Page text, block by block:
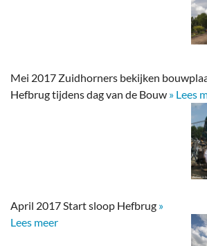
Mei 2017 Zuidhorners bekijken
Hefbrug tijdens dag van de Bouw » Lees
April 2017 Start sloop Hefbrug »
Lees meer